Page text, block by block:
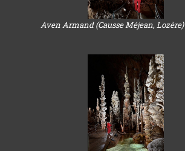
Aven Armand (Causse Méjean, Lozère)